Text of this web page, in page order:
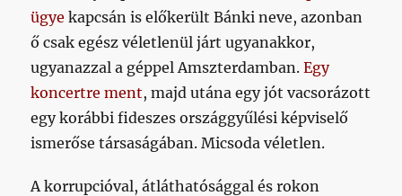
ügye kapcsán is előkerült Bánki neve, azonban
ő csak egész véletlenül járt ugyanakkor,
ugyanazzal a géppel Amszterdamban.Egy
koncertre ment, majd utána egy jót vacsorázott
egy korábbi fideszes országgyűlési képviselő
ismerőse társaságában. Micsoda véletlen.
A korrupcióval, átláthatósággal és rokon